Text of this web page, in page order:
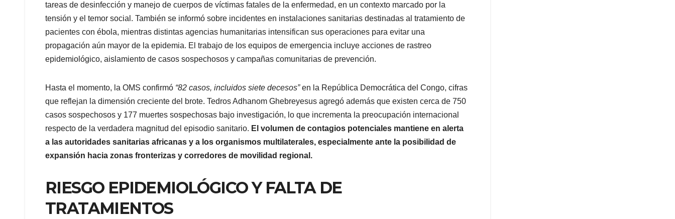
tareas de desinfección y manejo de cuerpos de víctimas fatales de la enfermedad, en un contexto marcado por la
tensión y el temor social. También se informó sobre incidentes en instalaciones sanitarias destinadas al tratamiento de
pacientes con ébola, mientras distintas agencias humanitarias intensifican sus operaciones para evitar una
propagación aún mayor de la epidemia. El trabajo de los equipos de emergencia incluye acciones de rastreo
epidemiológico, aislamiento de casos sospechosos y campañas comunitarias de prevención.
Hasta el momento, la OMS confirmó “82 casos, incluidos siete decesos”en la República Democrática del Congo, cifras
que reflejan la dimensión creciente del brote. Tedros Adhanom Ghebreyesus agregó además que existen cerca de 750
casos sospechosos y 177 muertes sospechosas bajo investigación, lo que incrementa la preocupación internacional
respecto de la verdadera magnitud del episodio sanitario. El volumen de contagios potenciales mantiene en alerta
a las autoridades sanitarias africanas y a los organismos multilaterales, especialmente ante la posibilidad de
expansión hacia zonas fronterizas y corredores de movilidad regional.
RIESGO EPIDEMIOLÓGICO Y FALTA DE
TRATAMIENTOS